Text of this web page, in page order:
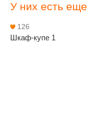
У них есть еще
126
Шкаф-купе 1